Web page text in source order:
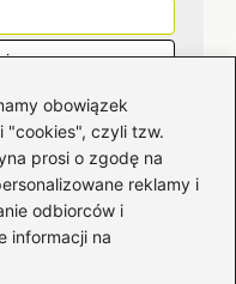
obowiązek
"cookies", czyli tzw.
prosi o zgodę na
reklamy i
odbiorców i
informacji na